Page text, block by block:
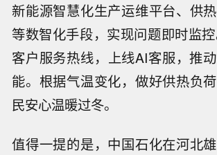
新能源智慧化生产运维平台、供
等数智化手段，实现问题即时监
客户服务热线，上线AI客服，推
能。根据气温变化，做好供热负
民安心温暖过冬。
值得一提的是，中国石化在河北